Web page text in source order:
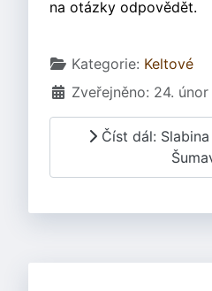
na otázky odpovědět.
Základní údaje
Kategorie: Keltové
Zveřejněno: 24.
Číst dál: